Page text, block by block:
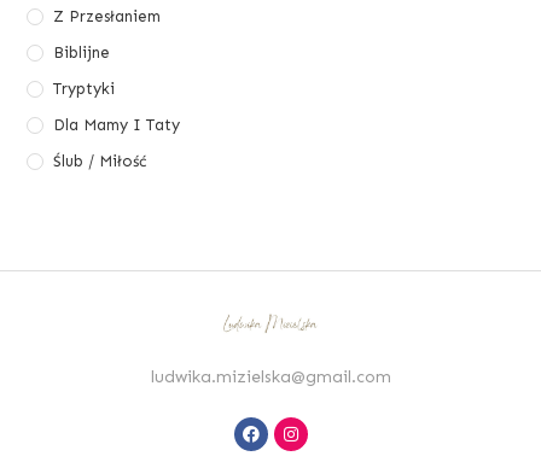
Z Przesłaniem
Biblijne
Tryptyki
Dla Mamy I Taty
Ślub / Miłość
ludwika.mizielska@gmail.com